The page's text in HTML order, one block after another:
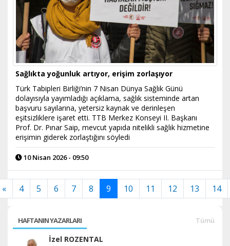
Sağlıkta yoğunluk artıyor, erişim zorlaşıyor
Türk Tabipleri Birliği’nin 7 Nisan Dünya Sağlık Günü
dolayısıyla yayımladığı açıklama, sağlık sisteminde artan
başvuru sayılarına, yetersiz kaynak ve derinleşen
eşitsizliklere işaret etti. TTB Merkez Konseyi II. Başkanı
Prof. Dr. Pınar Saip, mevcut yapıda nitelikli sağlık hizmetine
erişimin giderek zorlaştığını söyledi
10 Nisan 2026 - 09:50
« 4 5 6 7 8 9 10 11 12 13 14
HAFTANIN YAZARLARI Tümü
İzel ROZENTAL